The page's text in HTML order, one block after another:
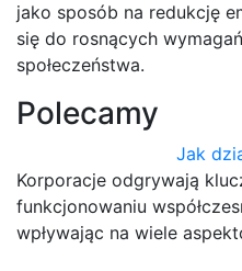
jako sposób na redukcję
się do rosnących
społeczeństwa.
Polecamy
Jak
Korporacje odgrywają
funkcjonowaniu
wpływając na wiele